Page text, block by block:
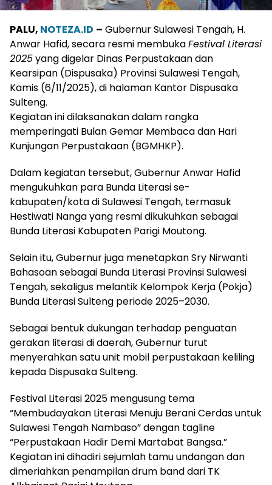
PALU, NOTEZA.ID – Gubernur Sulawesi Tengah, H.
Anwar Hafid, secara resmi membukaFestival Literasi
2025yang digelar Dinas Perpustakaan dan
Kearsipan (Dispusaka) Provinsi Sulawesi Tengah,
Kamis (6/11/2025), di halaman Kantor Dispusaka
Sulteng.
Kegiatan ini dilaksanakan dalam rangka
memperingati Bulan Gemar Membaca dan Hari
Kunjungan Perpustakaan (BGMHKP).
Dalam kegiatan tersebut, Gubernur Anwar Hafid
mengukuhkan para Bunda Literasi se-
kabupaten/kota di Sulawesi Tengah, termasuk
Hestiwati Nanga yang resmi dikukuhkan sebagai
Bunda Literasi Kabupaten Parigi Moutong.
Selain itu, Gubernur juga menetapkan Sry Nirwanti
Bahasoan sebagai Bunda Literasi Provinsi Sulawesi
Tengah, sekaligus melantik Kelompok Kerja (Pokja)
Bunda Literasi Sulteng periode 2025–2030.
Sebagai bentuk dukungan terhadap penguatan
gerakan literasi di daerah, Gubernur turut
menyerahkan satu unit mobil perpustakaan keliling
kepada Dispusaka Sulteng.
Festival Literasi 2025 mengusung tema
“Membudayakan Literasi Menuju Berani Cerdas untuk
Sulawesi Tengah Nambaso” dengan tagline
“Perpustakaan Hadir Demi Martabat Bangsa.”
Kegiatan ini dihadiri sejumlah tamu undangan dan
dimeriahkan penampilan drum band dari TK